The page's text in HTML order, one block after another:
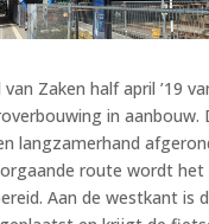
Zaken half april ’19
in aanbouw.
langzamerhand
route wordt
Aan de westkant is